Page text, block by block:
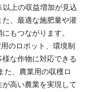
上の収益増加が見込
、最適な施肥量や灌
もつながります。
のロボット、環境制
な作物に対応できる
た、農業用の収穫ロ
高い農業を実現して